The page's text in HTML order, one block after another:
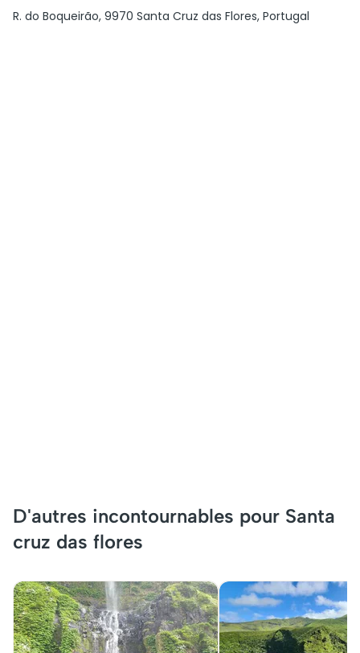
R. do Boqueirão, 9970 Santa Cruz das Flores, Portugal
D'autres incontournables pour Santa
cruz das flores